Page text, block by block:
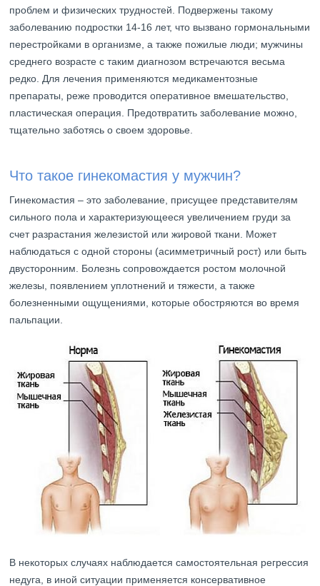
проблем и физических трудностей. Подвержены такому
заболеванию подростки 14-16 лет, что вызвано гормональными
перестройками в организме, а также пожилые люди; мужчины
среднего возрасте с таким диагнозом встречаются весьма
редко. Для лечения применяются медикаментозные
препараты, реже проводится оперативное вмешательство,
пластическая операция. Предотвратить заболевание можно,
тщательно заботясь о своем здоровье.
Что такое гинекомастия у мужчин?
Гинекомастия – это заболевание, присущее представителям
сильного пола и характеризующееся увеличением груди за
счет разрастания железистой или жировой ткани. Может
наблюдаться с одной стороны (асимметричный рост) или быть
двусторонним. Болезнь сопровождается ростом молочной
железы, появлением уплотнений и тяжести, а также
болезненными ощущениями, которые обостряются во время
пальпации.
В некоторых случаях наблюдается самостоятельная регрессия
недуга, в иной ситуации применяется консервативное